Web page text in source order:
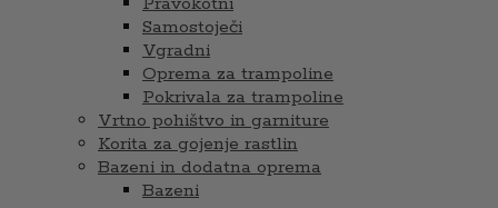
Samostoječi
Vgradni
Oprema za trampoline
Pokrivala za trampoline
Vrtno pohištvo in garniture
Korita za gojenje rastlin
Bazeni in dodatna oprema
Bazeni